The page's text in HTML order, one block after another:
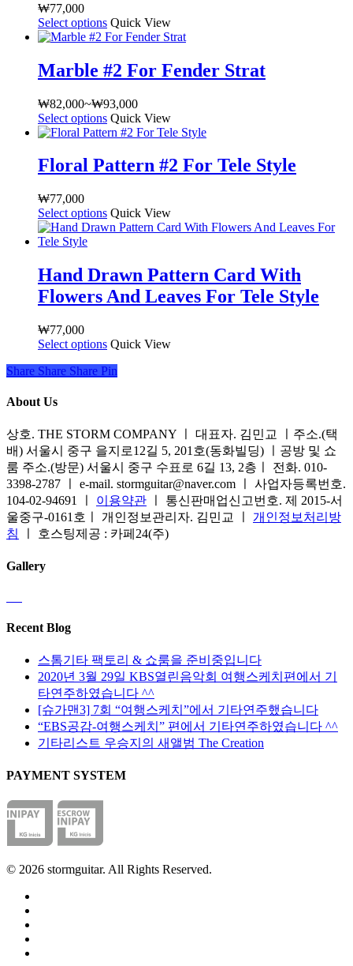
₩77,000
Select options 여
러
품
션
이
이
품
습
상
품
페
지
에
서
선
택
할
수
있
습
니
Quick View
Marble #2 For Fender Strat
₩82,000~₩93,000가
격
범
₩82,000~₩93,000
Select options 여
러
품
이
이
에
있
다.
상
지
에
서
옵
션
을
선
Quick View
Floral Pattern #2 For Tele Style
₩77,000
Select options 여
러
옵
션
상
품
에
니
다.
상
품
페
이
지
에
할
수
있
습
니
다
Quick View
Hand Drawn Pattern Card With
Flowers And Leaves For Tele Style
₩77,000
Select options 여
상
션
이
이
상
품
에
있
습
지
에
서
옵
션
을
택
다
Quick View
Share
Share Share Share Pin
About Us
상호. THE STORM COMPANY ㅣ 대표자. 김민교 ㅣ주소.(택
배) 서울시 중구 을지로12길 5, 201호(동화빌딩) ㅣ공방 및 쇼
룸 주소.(방문) 서울시 중구 수표로 6길 13, 2층ㅣ 전화. 010-
3398-2787 ㅣ e-mail. stormguitar@naver.com ㅣ 사업자등록번호.
104-02-94691 ㅣ 이용약관 ㅣ 통신판매업신고번호. 제 2015-서
울중구-0161호ㅣ 개인정보관리자. 김민교 ㅣ 개인정보처리방
침
ㅣ 호스팅제공 : 카페24(주)
Gallery
Recent Blog
스톰기타 팩토리 & 쇼룸을 준비중입니다
2020년 3월 29일 KBS열린음악회 여행스케치편에서 기
타연주하였습니다 ^^
[슈가맨3] 7회 “여행스케치”에서 기타연주했습니다
“EBS공감-여행스케치” 편에서 기타연주하였습니다 ^^
기타리스트 우승지의 새앨범 The Creation
PAYMENT SYSTEM
© 2026 stormguitar. All Rights Reserved.